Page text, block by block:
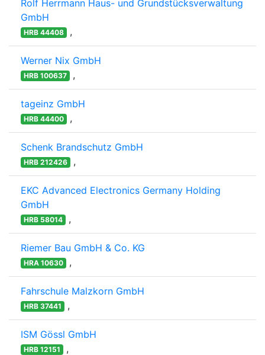
Rolf Herrmann Haus- und Grundstücksverwaltung
GmbH
HRB 44408 ,
Werner Nix GmbH
HRB 100637 ,
tageinz GmbH
HRB 44400 ,
Schenk Brandschutz GmbH
HRB 212426 ,
EKC Advanced Electronics Germany Holding
GmbH
HRB 58014 ,
Riemer Bau GmbH & Co. KG
HRA 10630 ,
Fahrschule Malzkorn GmbH
HRB 37441 ,
ISM Gössl GmbH
HRB 12151 ,